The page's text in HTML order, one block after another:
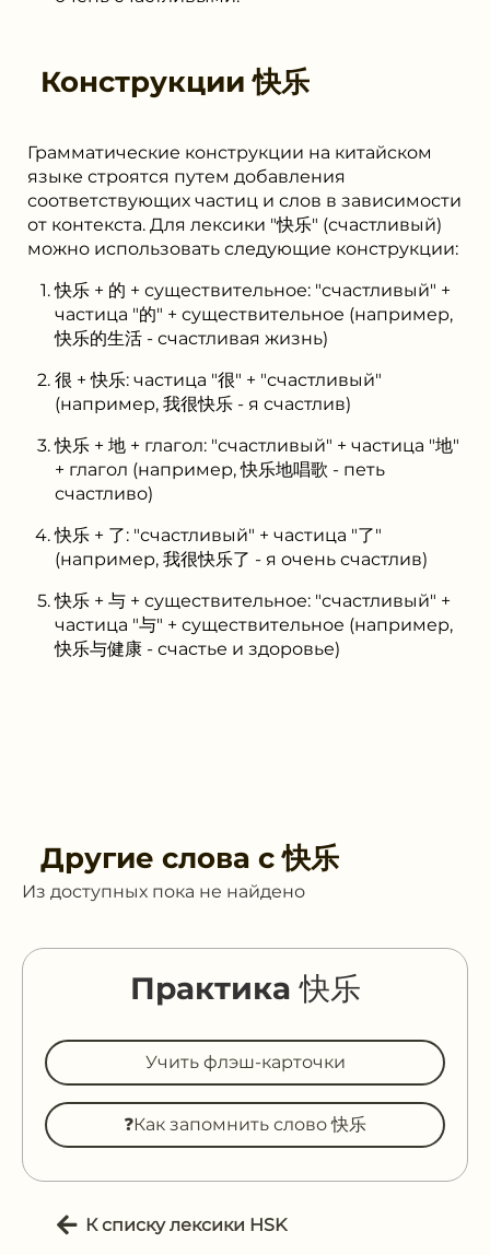
Конструкции快乐
Грамматические конструкции на китайском
языке строятся путем добавления
соответствующих частиц и слов в зависимости
от контекста. Для лексики "快乐" (счастливый)
можно использовать следующие конструкции:
快乐 + 的 + существительное: "счастливый" +
частица "的" + существительное (например,
快乐的生活 - счастливая жизнь)
很 + 快乐: частица "很" + "счастливый"
(например, 我很快乐 - я счастлив)
快乐 + 地 + глагол: "счастливый" + частица "地"
+ глагол (например, 快乐地唱歌 - петь
счастливо)
快乐 + 了: "счастливый" + частица "了"
(например, 我很快乐了 - я очень счастлив)
快乐 + 与 + существительное: "счастливый" +
частица "与" + существительное (например,
快乐与健康 - счастье и здоровье)
Другие слова с快乐
Из доступных пока не найдено
Практика 快乐
Учить флэш-карточки
❓Как запомнить слово 快乐
К списку лексики HSK